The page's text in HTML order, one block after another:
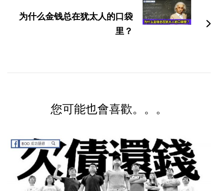
为什么金钱总在犹太人的口袋
里？
您可能也會喜歡。。。